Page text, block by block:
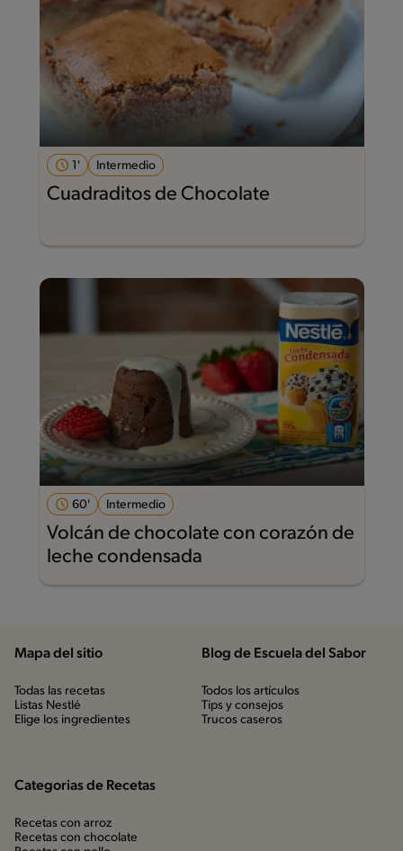
1' Intermedio
Cuadraditos de Chocolate
60' Intermedio
Volcán de chocolate con corazón de
leche condensada
Mapa del sitio
Todas las recetas
Listas Nestlé
Elige los ingredientes
Blog de Escuela del Sabor
Todos los artículos
Tips y consejos
Trucos caseros
Categorias de Recetas
Recetas con arroz
Recetas con chocolate